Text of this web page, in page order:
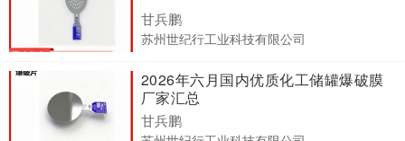
甘兵鹏
苏州世纪行工业科技有限公司
2026年六月国内优质化工储罐爆破膜
厂家汇总
甘兵鹏